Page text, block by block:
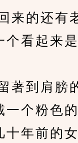
的还有
个看起来
到肩膀的
一个粉色
十年前的